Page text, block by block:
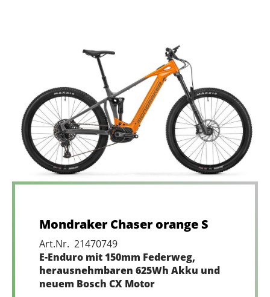
Mondraker Chaser orange S
Art.Nr. 21470749
E-Enduro mit 150mm Federweg,
herausnehmbaren 625Wh Akku und
neuem Bosch CX Motor